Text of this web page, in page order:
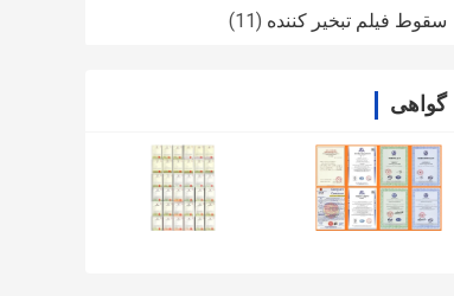
سقوط فیلم تبخیر کننده (11)
گواهی